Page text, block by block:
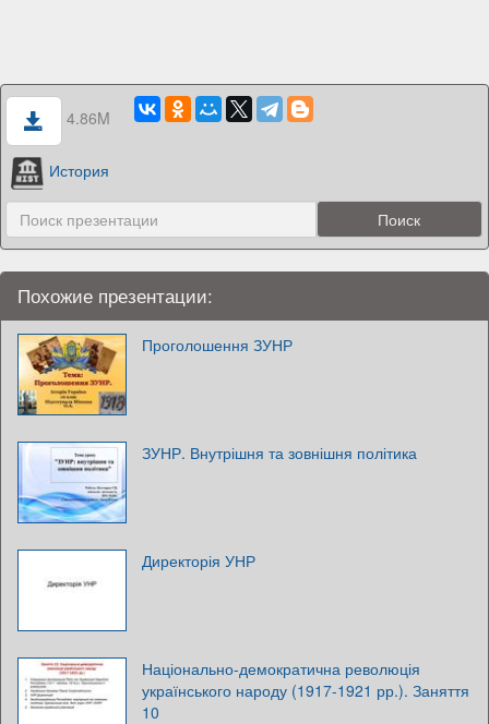
4.86M
История
Похожие презентации:
Проголошення ЗУНР
ЗУНР. Внутрішня та зовнішня політика
Директорія УНР
Національно-демократична революція
українського народу (1917-1921 рр.). Заняття
10